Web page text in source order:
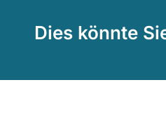
Dies könnte